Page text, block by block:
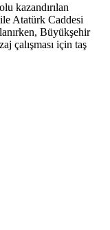
kazandırılan
Atatürk Caddesi
Büyükşehir
çalışması için taş